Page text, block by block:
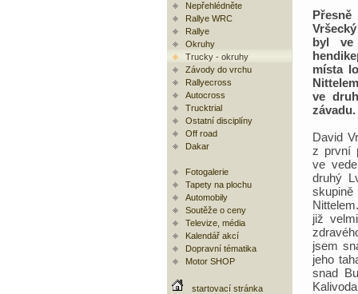
Nepřehlédněte
Rallye WRC
Rallye
Okruhy
Trucky - okruhy
Závody do vrchu
Rallyecross
Autocross
Trucktrial
Ostatní disciplíny
Off road
Dakar
Fotogalerie
Tapety na plochu
Automobily
Soutěže o ceny
Televize, média
Kalendář akcí
Dopravní tématika
Motor SHOP
startovací stránka
byl ve
místa
ve
závadu.
David
z první
ve
druhý
již
jsem
jeho
snad